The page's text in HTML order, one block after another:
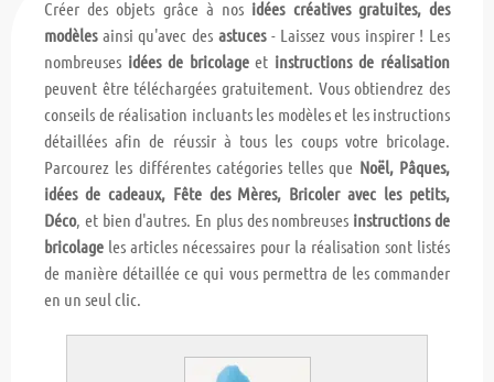
Créer des objets grâce à nos idées créatives gratuites, des
modèlesainsi qu'avec des astuces- Laissez vous inspirer ! Les
nombreuses idées de bricolageet instructions de réalisation
peuvent être téléchargées gratuitement. Vous obtiendrez des
conseils de réalisation incluants les modèles et les instructions
détaillées afin de réussir à tous les coups votre bricolage.
Parcourez les différentes catégories telles que Noël, Pâques,
idées de cadeaux, Fête des Mères, Bricoler avec les petits,
Déco, et bien d'autres. En plus des nombreuses instructions de
bricolage les articles nécessaires pour la réalisation sont listés
de manière détaillée ce qui vous permettra de les commander
en un seul clic.